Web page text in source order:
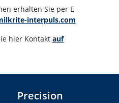
erhalten Sie per E-
interpuls.com
hier Kontakt auf
Precision